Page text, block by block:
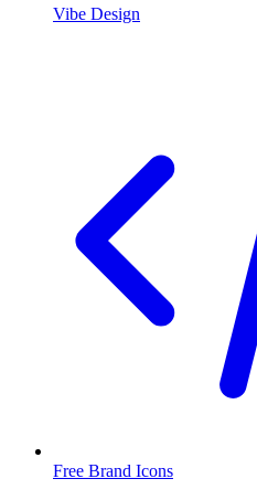
Vibe Design
Free Brand Icons